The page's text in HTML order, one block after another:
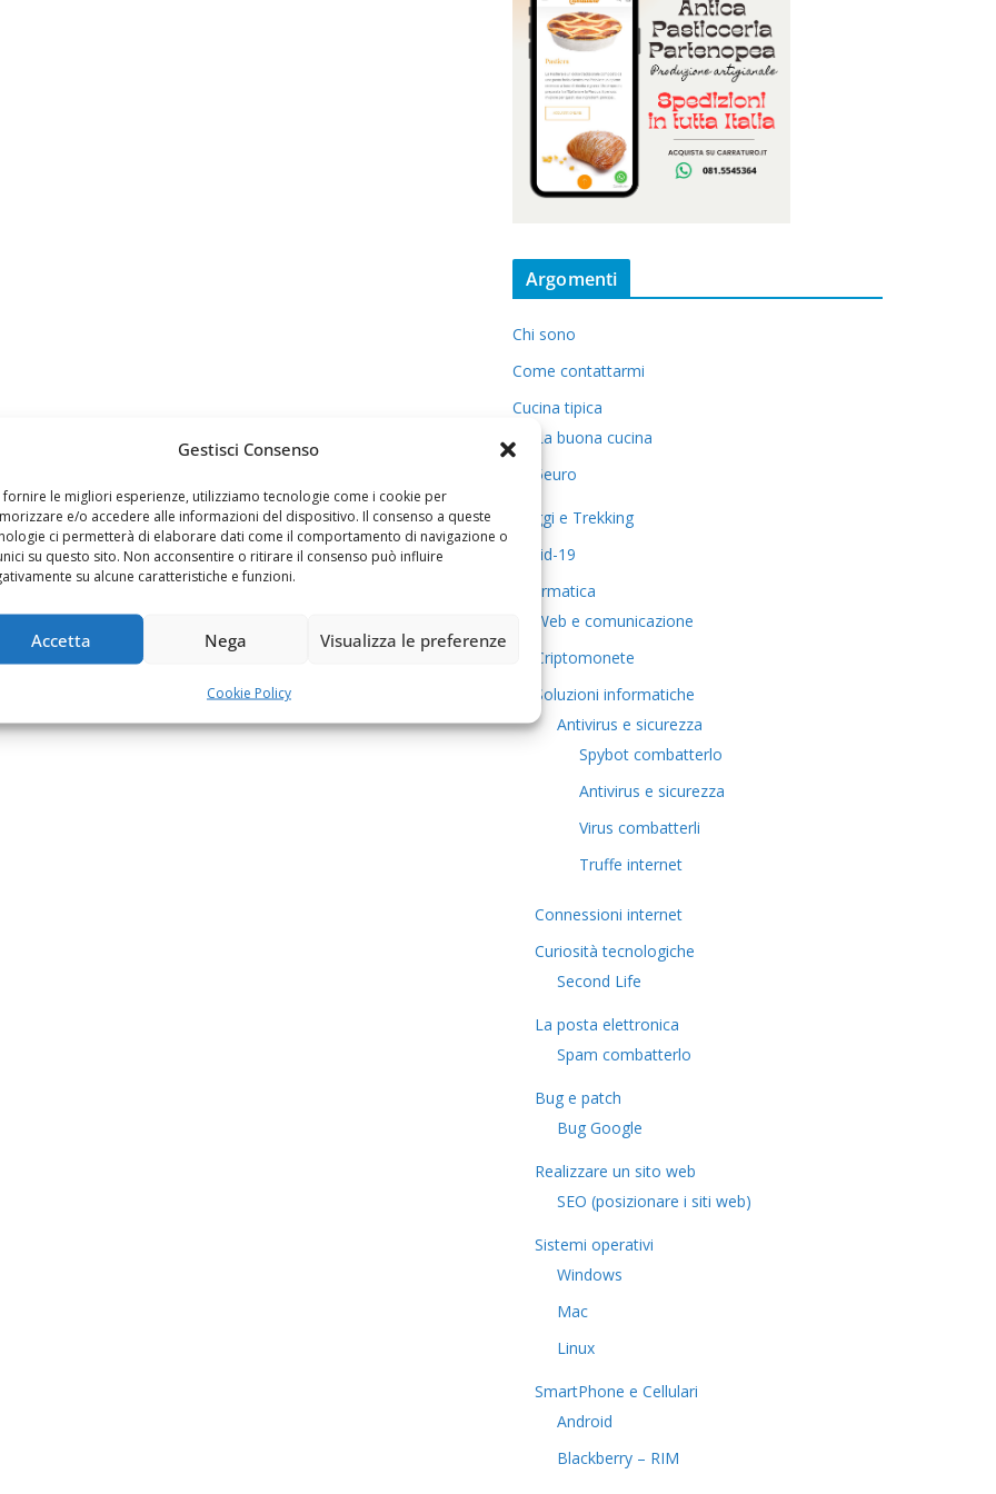
Gestisci Consenso
fornire le migliori esperienze, utilizziamo tecnologie come i cookie per
e/o accedere alle informazioni del dispositivo. Il consenso a queste
ci permetterà di elaborare dati come il comportamento di navigazione o
su questo sito. Non acconsentire o ritirare il consenso può influire
su alcune caratteristiche e funzioni.
Accetta Nega Visualizza le preferenze
Cookie Policy
Argomenti
Chi sono
Come contattarmi
Cucina tipica
La buona cucina
5euro
Viaggi e Trekking
Covid-19
Informatica
Web e comunicazione
Criptomonete
Soluzioni informatiche
Antivirus e sicurezza
Spybot combatterlo
Antivirus e sicurezza
Virus combatterli
Truffe internet
Connessioni internet
Curiosità tecnologiche
​Second Life
La posta elettronica
Spam combatterlo
Bug e patch
Bug Google
Realizzare un sito web
SEO (posizionare i siti web)
Sistemi operativi
Windows
Mac
Linux
SmartPhone e Cellulari
Android
Blackberry – RIM